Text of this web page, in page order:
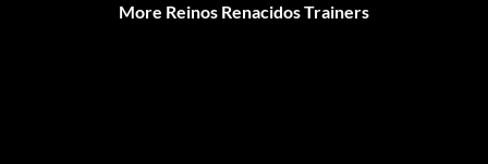
More Reinos Renacidos Trainers